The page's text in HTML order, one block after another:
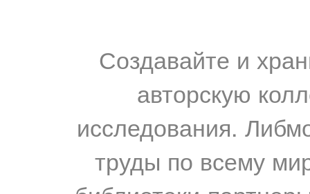
Создавайте и
авторскую
исследования.
труды по всему